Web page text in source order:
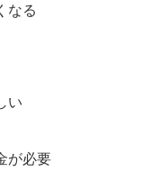
なる
い
が必要